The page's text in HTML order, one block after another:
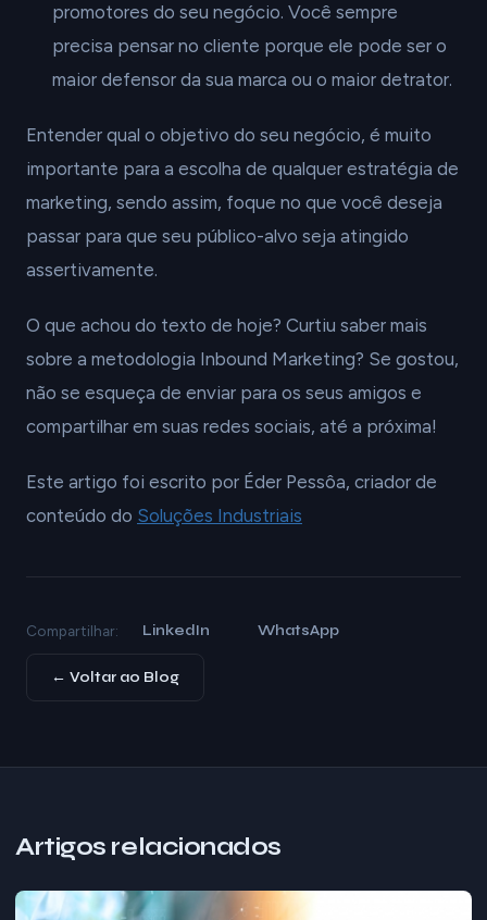
promotores do seu negócio. Você sempre
precisa pensar no cliente porque ele pode ser o
maior defensor da sua marca ou o maior detrator.
Entender qual o objetivo do seu negócio, é muito
importante para a escolha de qualquer estratégia de
marketing, sendo assim, foque no que você deseja
passar para que seu público-alvo seja atingido
assertivamente.
O que achou do texto de hoje? Curtiu saber mais
sobre a metodologia Inbound Marketing? Se gostou,
não se esqueça de enviar para os seus amigos e
compartilhar em suas redes sociais, até a próxima!
Este artigo foi escrito por Éder Pessôa, criador de
conteúdo do Soluções Industriais
Compartilhar: LinkedIn WhatsApp
← Voltar ao Blog
Artigos relacionados